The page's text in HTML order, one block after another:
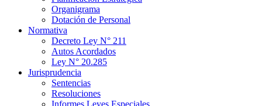
Organigrama
Dotación de Personal
Normativa
Decreto Ley N° 211
Autos Acordados
Ley N° 20.285
Jurisprudencia
Sentencias
Resoluciones